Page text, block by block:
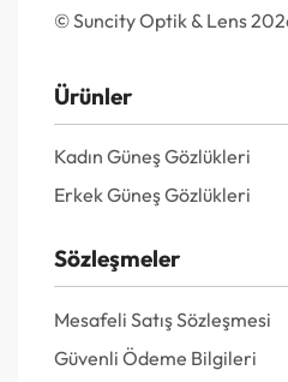
© Suncity Optik & Lens
Ürünler
Kadın Güneş Gözlükleri
Erkek Güneş Gözlükleri
Sözleşmeler
Mesafeli Satış Sözleşmesi
Güvenli Ödeme Bilgileri